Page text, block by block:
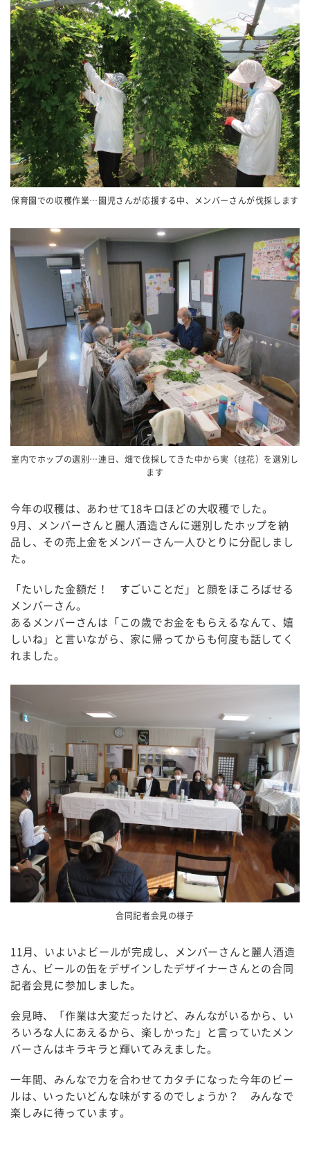
保育園での収穫作業…園児さんが応援する中、メンバーさんが伐採します
室内でホップの選別…連日、畑で伐採してきた中から実（毬花）を選別し
ます
今年の収穫は、あわせて18キロほどの大収穫でした。
9月、メンバーさんと麗人酒造さんに選別したホップを納
品し、その売上金をメンバーさん一人ひとりに分配しまし
た。
「たいした金額だ！ すごいことだ」と顔をほころばせる
メンバーさん。
あるメンバーさんは「この歳でお金をもらえるなんて、嬉
しいね」と言いながら、家に帰ってからも何度も話してく
れました。
合同記者会見の様子
11月、いよいよビールが完成し、メンバーさんと麗人酒造
さん、ビールの缶をデザインしたデザイナーさんとの合同
記者会見に参加しました。
会見時、「作業は大変だったけど、みんながいるから、い
ろいろな人にあえるから、楽しかった」と言っていたメン
バーさんはキラキラと輝いてみえました。
一年間、みんなで力を合わせてカタチになった今年のビー
ルは、いったいどんな味がするのでしょうか？ みんなで
楽しみに待っています。